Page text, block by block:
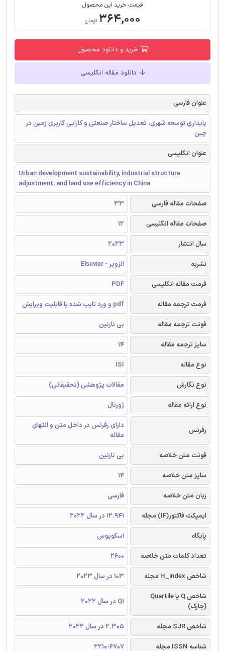
قیمت خرید این محصول
۳۶۴,۰۰۰ تومان
خرید و دانلود محصول
دانلود مقاله انگلیسی
عنوان فارسی
پایداری توسعه شهری، تعدیل ساختار صنعتی و کارایی کاربری زمین در
چین
عنوان انگلیسی
Urban development sustainability, industrial structure
adjustment, and land use efficiency in China
صفحات مقاله فارسی
33
صفحات مقاله انگلیسی
12
سال انتشار
2023
نشریه
الزویر - Elsevier
فرمت مقاله انگلیسی
PDF
فرمت ترجمه مقاله
pdf و ورد تایپ شده با قابلیت ویرایش
فونت ترجمه مقاله
بی نازنین
سایز ترجمه مقاله
14
نوع مقاله
ISI
نوع نگارش
مقالات پژوهشی (تحقیقاتی)
نوع ارائه مقاله
ژورنال
رفرنس
دارای رفرنس در داخل متن و انتهای
مقاله
فونت متن خلاصه
بی نازنین
سایز متن خلاصه
14
زبان متن خلاصه
فارسی
ایمپکت فاکتور(IF) مجله
12.941 در سال 2022
پایگاه
اسکوپوس
تعداد کلمات متن خلاصه
2600
شاخص H_index مجله
103 در سال 2023
شاخص Q یا Quartile
(چارک)
Q1 در سال 2022
شاخص SJR مجله
2.305 در سال 2022
شناسه ISSN مجله
2210-6707